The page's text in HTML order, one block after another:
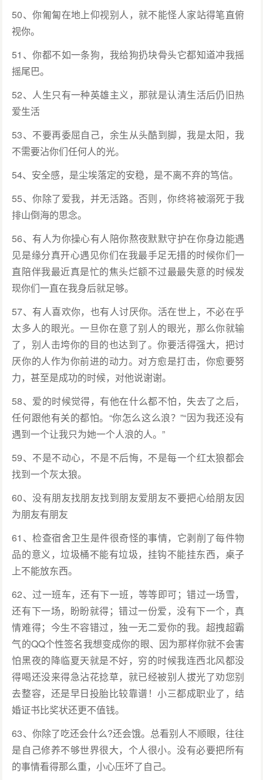
50、你匍匐在地上仰视别人，就不能怪人家站得笔直俯
视你。
51、你都不如一条狗，我给狗扔块骨头它都知道冲我摇
摇尾巴。
52、人生只有一种英雄主义，那就是认清生活后仍旧热
爱生活
53、不要再委屈自己，余生从头酷到脚，我是太阳，我
不需要沾你们任何人的光。
54、安全感，是尘埃落定的安稳，是不离不弃的笃信。
55、你除了爱我，并无活路。否则，你终将被溺死于我
排山倒海的思念。
56、有人为你操心有人陪你熬夜默默守护在你身边能遇
见是缘分真开心遇见你们在我最手足无措的时候你们一
直陪伴我最近真是忙的焦头烂额不过最最失意的时候发
现你们一直在我身后就足够。
57、有人喜欢你，也有人讨厌你。活在世上，不必在乎
太多人的眼光。一旦你在意了别人的眼光，那么你就输
了，别人击垮你的目的也达到了。你要活得强大，把讨
厌你的人作为你前进的动力。对方愈是打击，你愈要努
力，甚至是成功的时候，对他说谢谢。
58、爱的时候觉得，有他在什么都不怕，失去了之后，
任何跟他有关的都怕。“你怎么这么浪？”“因为我还没有
遇到一个让我只为她一个人浪的人。”
59、不是不动心，不是不后悔，不是每一个红太狼都会
找到一个灰太狼。
60、没有朋友找朋友找到朋友爱朋友不要把心给朋友因
为朋友有朋友
61、检查宿舍卫生是件很奇怪的事情，它剥削了每件物
品的意义，垃圾桶不能有垃圾，挂钩不能挂东西，桌子
上不能放东西。
62、过一班车，还有下一班，等等即可；错过一场雪，
还有下一场，盼盼就得；错过一份爱，没有下一个，真
情难得；今生不容错过，独一无二爱你的我。超拽超霸
气的QQ个性签名我想变成你的眼、因为那样你就不会害
怕黑夜的降临夏天就是不好，穷的时候我连西北风都没
得喝还没来得急沾花捻草，就已经被别人拔光了劝您别
去整容，还是早日投胎比较靠谱！小三都成职业了，结
婚证书比奖状还更不值钱。
63、你除了吃还会什么?还会饿。总看别人不顺眼，往往
是自己修养不够世界很大，个人很小。没有必要把所有
的事情看得那么重，小心压坏了自己。